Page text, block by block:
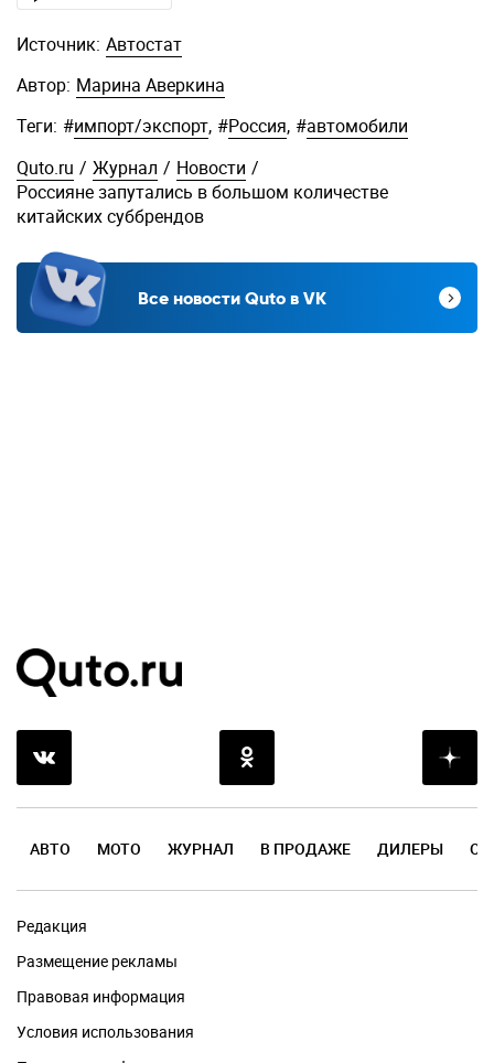
Источник: Автостат
Автор: Марина Аверкина
Теги: #импорт/экспорт, #Россия, #автомобили
Quto.ru / Журнал / Новости /
Россияне запутались в большом количестве
китайских суббрендов
Все новости Quto в VK
АВТО МОТО ЖУРНАЛ В ПРОДАЖЕ ДИЛЕРЫ
Редакция
Размещение рекламы
Правовая информация
Условия использования